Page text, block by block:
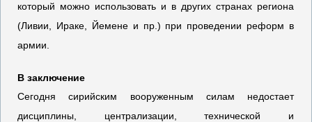
который можно использовать и в других странах региона
(Ливии, Ираке, Йемене и пр.) при проведении реформ в
армии.
В заключение
Сегодня сирийским вооруженным силам недостает
дисциплины, централизации, технической и